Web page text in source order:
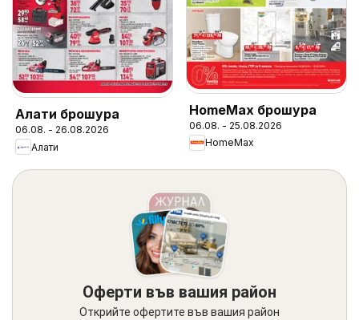
Алати брошура
06.08. - 26.08.2026
Алати
HomeMax брошура
06.08. - 25.08.2026
HomeMax
Оферти във вашия район
Открийте офертите във вашия район